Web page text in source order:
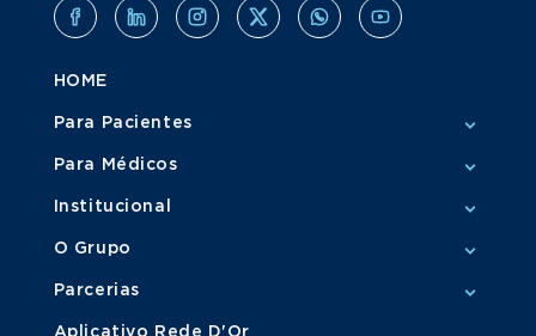
HOME
Para Pacientes
Para Médicos
Institucional
O Grupo
Parcerias
Aplicativo Rede D'Or